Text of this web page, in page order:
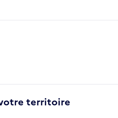
territoire